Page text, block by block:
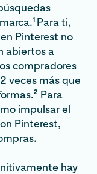
1 Para ti,
Pinterest no
abiertos a
compradores
veces más que
2 Para
impulsar el
Pinterest,
.
hay